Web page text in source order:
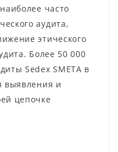
часто
аудита,
этического
Более 50 000
Sedex SMETA в
выявления и
цепочке